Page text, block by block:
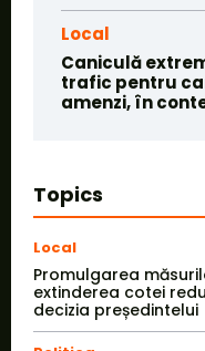
Local
Caniculă
trafic pentru
amenzi, în
Topics
Local
Promulgarea
extinderea cotei
decizia președintelui